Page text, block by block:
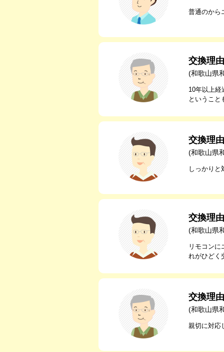
普通のから
交換理
(和歌山県
10年以上経
ということ
交換理
(和歌山県
しっかりと
交換理
(和歌山県
リモコン
れがひどく
交換理
(和歌山県
親切に対応